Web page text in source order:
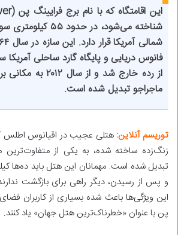
شناخته می‌شود، در
فانوس دریایی و پایگاه گارد ساحلی آمریکا
از رده خارج شد و از
ماجراجو تبدیل شده است.
توریسم آنلاین: هتلی عجیب در اقیانوس اطلس
زنگ‌زده ساخته شده، به یکی از
تبدیل شده است. مهمانان این هتل باید ده‌ها
و پس از رسیدن، دیگر راهی برای بازگشت
این ویژگی‌ها باعث شده بسیاری از کاربران
پن با عنوان «خطرناک‌ترین هتل جهان» یاد کنند.